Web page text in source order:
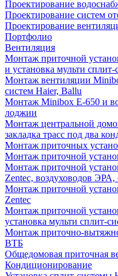
Проектирование
Проектирование систем
Проектирование
Портфолио
Вентиляция
Монтаж приточной
и установка мульти
Монтаж вентиляции
систем Haier, Ballu
Монтаж Minibox E-650 и
лоджии
Монтаж центральной
закладка трасс под два
Монтаж приточных
Монтаж приточной
Монтаж приточной
Zentec, воздуховодов
Монтаж приточной
Zentec
Монтаж приточной
установка мульти сплит-
Монтаж приточно-
ВТБ
Общедомовая приточная
Кондиционирование